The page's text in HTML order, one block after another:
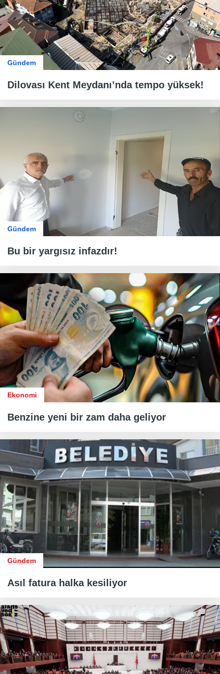
Gündem
Dilovası Kent Meydanı’nda tempo yüksek!
Gündem
Bu bir yargısız infazdır!
Ekonomi
Benzine yeni bir zam daha geliyor
Gündem
Asıl fatura halka kesiliyor